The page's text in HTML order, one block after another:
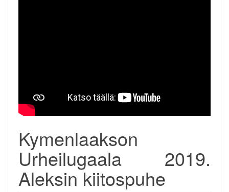
Kymenlaakson
Urheilugaala 2019.
Aleksin kiitospuhe